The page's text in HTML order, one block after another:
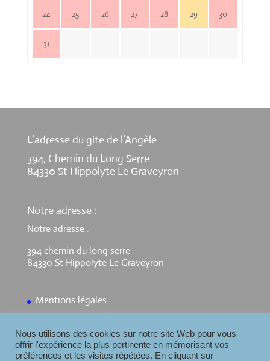
24 25 26 27 28 29 30
31
L’adresse du gite de l’Angèle
394, Chemin du Long Serre
84330 St Hippolyte Le Graveyron
Notre adresse :
Notre adresse :
394 chemin du long serre
84330 St Hippolyte Le Graveyron
Mentions légales
Contact Gite de l’Angèle
Nous utilisons des cookies sur notre site Web pour vous
offrir l'expérience la plus pertinente en mémorisant vos
préférences et les visites répétées. En cliquant sur